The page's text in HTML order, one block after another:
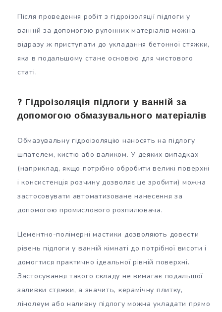
Після проведення робіт з гідроізоляції підлоги у
ванній за допомогою рулонних матеріалів можна
відразу ж приступати до укладання бетонної стяжки,
яка в подальшому стане основою для чистового
статі.
? Гідроізоляція підлоги у ванній за
допомогою обмазувального матеріалів
Обмазувальну гідроізоляцію наносять на підлогу
шпателем, кистю або валиком. У деяких випадках
(наприклад, якщо потрібно обробити великі поверхні
і консистенція розчину дозволяє це зробити) можна
застосовувати автоматизоване нанесення за
допомогою промислового розпилювача.
Цементно-полімерні мастики дозволяють довести
рівень підлоги у ванній кімнаті до потрібної висоти і
домогтися практично ідеальної рівній поверхні.
Застосування такого складу не вимагає подальшої
заливки стяжки, а значить, керамічну плитку,
лінолеум або наливну підлогу можна укладати прямо